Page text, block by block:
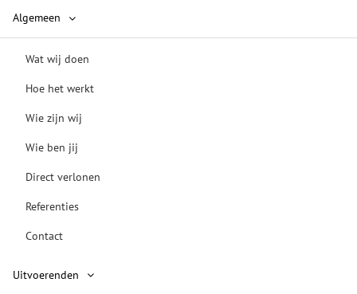
Algemeen
Wat wij doen
Hoe het werkt
Wie zijn wij
Wie ben jij
Direct verlonen
Referenties
Contact
Uitvoerenden